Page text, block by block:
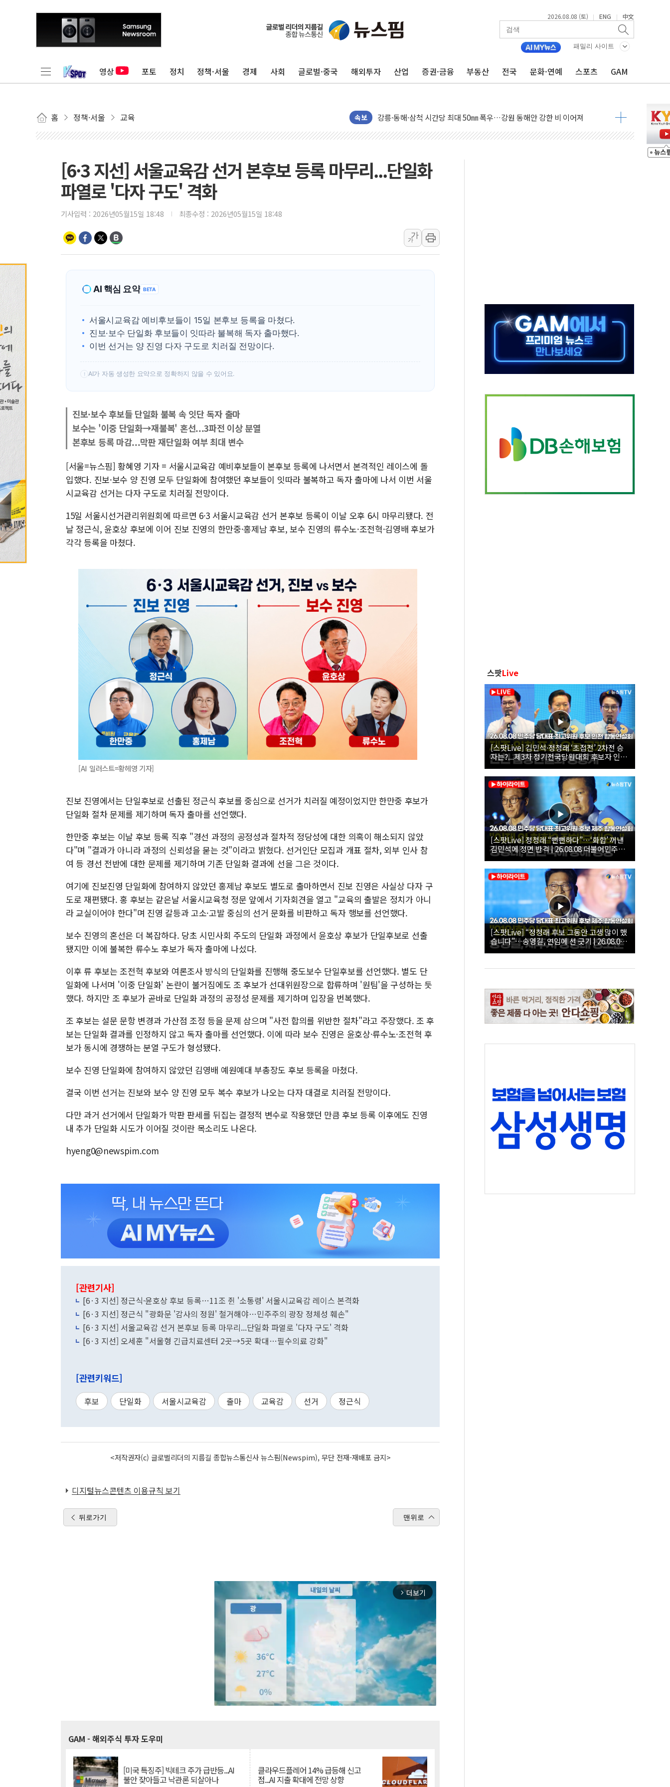
2026.08.08 (토) | ENG | 中文
패밀리 사이트
영상 포토 정치 정책·서울 경제 사회 글로벌·중국 해외투자 산업 증권·금융 부동산 전국 문화·연예 스포츠 GAM
홈 정책·서울 교육 속보
이번주 국내 주요 금융일정(8.10~8.14)
美, 이란전 출구전략 만지작…공습 한계·탄약 부족 현실화
폐기물 수거하다 참변…60대 환경미화원 수거차에 치여 사망
서울 중랑구 주택가서 흉기 난동…60대 남성 2명 숨져
여수 오동도 인근 해상서 모터보트 전복…1명 사망·1명 실종
추미애, '위안부' 피해자 기림의 날 참석..."국제적 시민 연대로 목소리 내야"
李대통령, ISA 개편 재검토 지시…與 "적극 환영"·野 "졸속 국정"
동해중부 전 해상 풍랑주의보…10일까지 최대 3.5m 높은 물결
동해시, 11~14일 '별똥별 멍' 운영…페르세우스 유성우 관측
강원 중·남부 동해안 시간당 50mm 이상 폭우…호우경보 발효
청양 밭에서 일하던 90대 숨져…온열질환 여부 조사
폭염에 車 운전면허 기능시험 오전 집중 편성…체감온도 38도 넘으면 중단
[6·3 지선] 서울교육감 선거 본후보 등록 마무리...단일화
파열로 '다자 구도' 격화
기사입력 : 2026년05월15일 18:48 최종수정 : 2026년05월15일 18:48
가
가
AI 핵심 요약 BETA
서울시교육감 예비후보들이 15일 본후보 등록을 마쳤다.
진보·보수 단일화 후보들이 잇따라 불복해 독자 출마했다.
이번 선거는 양 진영 다자 구도로 치러질 전망이다.
! AI가 자동 생성한 요약으로 정확하지 않을 수 있어요.
진보·보수 후보들 단일화 불복 속 잇단 독자 출마
보수는 '이중 단일화→재불복' 혼선...3파전 이상 분열
본후보 등록 마감...막판 재단일화 여부 최대 변수
[서울=뉴스핌] 황혜영 기자 = 서울시교육감 예비후보들이 본후보 등록에 나서면서 본격적인 레이스에 돌
입했다. 진보·보수 양 진영 모두 단일화에 참여했던 후보들이 잇따라 불복하고 독자 출마에 나서 이번 서울
시교육감 선거는 다자 구도로 치러질 전망이다.
15일 서울시선거관리위원회에 따르면 6·3 서울시교육감 선거 본후보 등록이 이날 오후 6시 마무리됐다. 전
날 정근식, 윤호상 후보에 이어 진보 진영의 한만중·홍제남 후보, 보수 진영의 류수노·조전혁·김영배 후보가
각각 등록을 마쳤다.
[AI 일러스트=황헤영 기자]
진보 진영에서는 단일후보로 선출된 정근식 후보를 중심으로 선거가 치러질 예정이었지만 한만중 후보가
단일화 절차 문제를 제기하며 독자 출마를 선언했다.
한만중 후보는 이날 후보 등록 직후 "경선 과정의 공정성과 절차적 정당성에 대한 의혹이 해소되지 않았
다"며 "결과가 아니라 과정의 신뢰성을 묻는 것"이라고 밝혔다. 선거인단 모집과 개표 절차, 외부 인사 참
여 등 경선 전반에 대한 문제를 제기하며 기존 단일화 결과에 선을 그은 것이다.
여기에 진보진영 단일화에 참여하지 않았던 홍제남 후보도 별도로 출마하면서 진보 진영은 사실상 다자 구
도로 재편됐다. 홍 후보는 같은날 서울시교육청 정문 앞에서 기자회견을 열고 "교육의 출발은 정치가 아니
라 교실이어야 한다"며 진영 갈등과 고소·고발 중심의 선거 문화를 비판하고 독자 행보를 선언했다.
보수 진영의 혼선은 더 복잡하다. 당초 시민사회 주도의 단일화 과정에서 윤호상 후보가 단일후보로 선출
됐지만 이에 불복한 류수노 후보가 독자 출마에 나섰다.
이후 류 후보는 조전혁 후보와 여론조사 방식의 단일화를 진행해 중도보수 단일후보를 선언했다. 별도 단
일화에 나서며 '이중 단일화' 논란이 불거짐에도 조 후보가 선대위원장으로 합류하며 '원팀'을 구성하는 듯
했다. 하지만 조 후보가 곧바로 단일화 과정의 공정성 문제를 제기하며 입장을 번복했다.
조 후보는 설문 문항 변경과 가산점 조정 등을 문제 삼으며 "사전 합의를 위반한 절차"라고 주장했다. 조 후
보는 단일화 결과를 인정하지 않고 독자 출마를 선언했다. 이에 따라 보수 진영은 윤호상·류수노·조전혁 후
보가 동시에 경쟁하는 분열 구도가 형성됐다.
보수 진영 단일화에 참여하지 않았던 김영배 예원예대 부총장도 후보 등록을 마쳤다.
결국 이번 선거는 진보와 보수 양 진영 모두 복수 후보가 나오는 다자 대결로 치러질 전망이다.
다만 과거 선거에서 단일화가 막판 판세를 뒤집는 결정적 변수로 작용했던 만큼 후보 등록 이후에도 진영
내 추가 단일화 시도가 이어질 것이란 목소리도 나온다.
hyeng0@newspim.com
[관련기사]
[6·3 지선] 정근식·윤호상 후보 등록…11조 쥔 '소통령' 서울시교육감 레이스 본격화
[6·3 지선] 정근식 "광화문 '감사의 정원' 철거해야…민주주의 광장 정체성 훼손"
[6·3 지선] 서울교육감 선거 본후보 등록 마무리...단일화 파열로 '다자 구도' 격화
[6·3 지선] 오세훈 "서울형 긴급치료센터 2곳→5곳 확대…필수의료 강화"
[관련키워드]
후보 단일화 서울시교육감 출마 교육감 선거 정근식
<저작권자(c) 글로벌리더의 지름길 종합뉴스통신사 뉴스핌(Newspim), 무단 전재-재배포 금지>
디지털뉴스콘텐츠 이용규칙 보기
뒤로가기 맨위로
arrow_forward_ios 더보기
GAM - 해외주식 투자 도우미
[미국 특징주] 빅테크 주가 급반등...AI
불안 잦아들고 낙관론 되살아나
클라우드플레어 14% 급등해 신고
점...AI 지출 확대에 전망 상향
스팟Live
[스팟Live] 김민석·정청래 ‘초접전’ 2차전 승
자는?...제3차 정기전국당원대회 후보자 인천
합동연설회 생중계 | 26.08.08
[스팟Live] 정청래 “뻔뻔하다”…‘화합’ 꺼낸
김민석에 정면 반격 | 26.08.08 더불어민주당
당대표·최고위원 후보 제주 합동연설회
[스팟Live] “정청래 후보 그동안 고생 많이 했
습니다”…송영길, 연임에 선 긋기 | 26.08.08
더불어민주당 당대표·최고위원 후보 제주 합